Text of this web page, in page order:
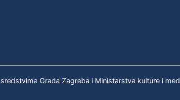
Grada Zagreba i Ministarstva kulture i